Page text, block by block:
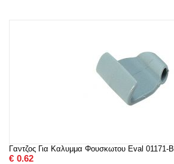
Γαντζος Για Καλυμμα Φουσκωτου Eval 01171-B
€ 0.62